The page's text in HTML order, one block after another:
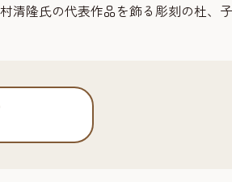
清隆氏の代表作品を飾る彫刻の杜、